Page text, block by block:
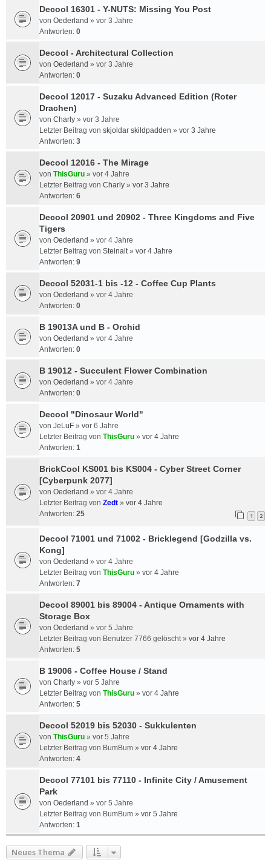
Decool 16301 - Y-NUTS: Missing You Post
von Oederland » vor 3 Jahre
Antworten: 0
Decool - Architectural Collection
von Oederland » vor 3 Jahre
Antworten: 0
Decool 12017 - Suzaku Advanced Edition (Roter
Drachen)
von Charly » vor 3 Jahre
Letzter Beitrag von skjoldar skildpadden » vor 3 Jahre
Antworten: 3
Decool 12016 - The Mirage
von ThisGuru » vor 4 Jahre
Letzter Beitrag von Charly » vor 3 Jahre
Antworten: 6
Decool 20901 und 20902 - Three Kingdoms and Five
Tigers
von Oederland » vor 4 Jahre
Letzter Beitrag von Steinalt» vor 4 Jahre
Antworten: 9
Decool 52031-1 bis -12 - Coffee Cup Plants
von Oederland » vor 4 Jahre
Antworten: 0
B 19013A und B - Orchid
von Oederland » vor 4 Jahre
Antworten: 0
B 19012 - Succulent Flower Combination
von Oederland » vor 4 Jahre
Antworten: 0
Decool "Dinosaur World"
von JeLuF » vor 6 Jahre
Letzter Beitrag von ThisGuru » vor 4 Jahre
Antworten: 1
BrickCool KS001 bis KS004 - Cyber Street Corner
[Cyberpunk 2077]
von Oederland » vor 4 Jahre
Letzter Beitrag von Zedt » vor 4 Jahre
Antworten: 25 1 2
Decool 71001 und 71002 - Bricklegend [Godzilla vs.
Kong]
von Oederland » vor 4 Jahre
Letzter Beitrag von ThisGuru » vor 4 Jahre
Antworten: 7
Decool 89001 bis 89004 - Antique Ornaments with
Storage Box
von Oederland » vor 5 Jahre
Letzter Beitrag von Benutzer 7766 gelöscht» vor 4 Jahre
Antworten: 5
B 19006 - Coffee House / Stand
von Charly » vor 5 Jahre
Letzter Beitrag von ThisGuru » vor 4 Jahre
Antworten: 5
Decool 52019 bis 52030 - Sukkulenten
von ThisGuru » vor 5 Jahre
Letzter Beitrag von BumBum » vor 4 Jahre
Antworten: 4
Decool 77101 bis 77110 - Infinite City / Amusement
Park
von Oederland » vor 5 Jahre
Letzter Beitrag von BumBum » vor 5 Jahre
Antworten: 1
Neues Thema